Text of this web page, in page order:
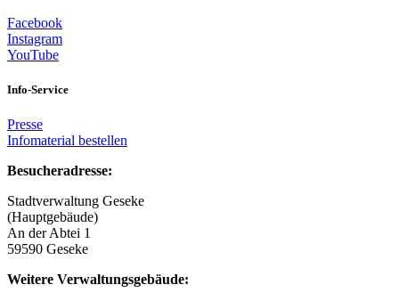
Facebook
Instagram
YouTube
Info-Service
Presse
Infomaterial bestellen
Besucheradresse:
Stadtverwaltung Geseke
(Hauptgebäude)
An der Abtei 1
59590 Geseke
Weitere Verwaltungsgebäude: